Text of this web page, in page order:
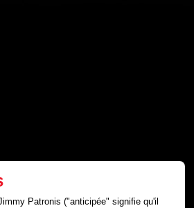
Patronis ("anticipée" signifie qu'il